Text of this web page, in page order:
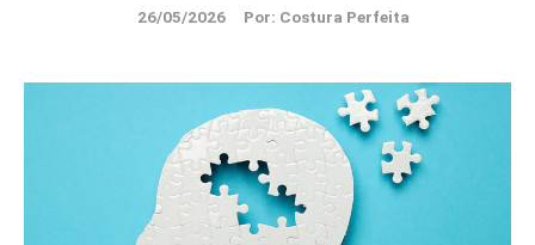
26/05/2026 Por: Costura Perfeita